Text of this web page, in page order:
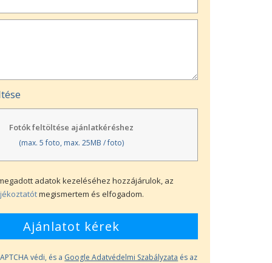
Fotók feltöltése ajánlatkéréshez
(max. 5 foto, max. 25MB / foto)
adatok kezeléséhez hozzájárulok, az
megismertem és elfogadom.
Ajánlatot kérek
védi, és a Google Adatvédelmi Szabályzata és az